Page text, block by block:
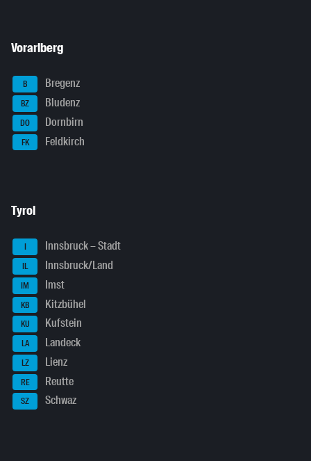
Vorarlberg
B Bregenz
BZ Bludenz
DO Dornbirn
FK Feldkirch
Tyrol
I Innsbruck – Stadt
IL Innsbruck/Land
IM Imst
KB Kitzbühel
KU Kufstein
LA Landeck
LZ Lienz
RE Reutte
SZ Schwaz